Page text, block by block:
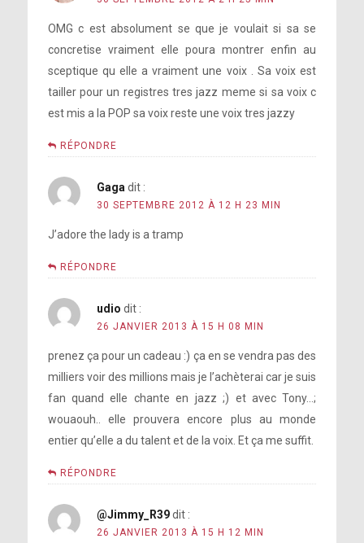
OMG c est absolument se que je voulait si sa se
concretise vraiment elle poura montrer enfin au
sceptique qu elle a vraiment une voix . Sa voix est
tailler pour un registres tres jazz meme si sa voix c
est mis a la POP sa voix reste une voix tres jazzy
RÉPONDRE
Gaga dit :
30 SEPTEMBRE 2012 À 12 H 23 MIN
J’adore the lady is a tramp
RÉPONDRE
udio dit :
26 JANVIER 2013 À 15 H 08 MIN
prenez ça pour un cadeau :) ça en se vendra pas des
milliers voir des millions mais je l’achèterai car je suis
fan quand elle chante en jazz ;) et avec Tony…;
wouaouh.. elle prouvera encore plus au monde
entier qu’elle a du talent et de la voix. Et ça me suffit.
RÉPONDRE
@Jimmy_R39 dit :
26 JANVIER 2013 À 15 H 12 MIN